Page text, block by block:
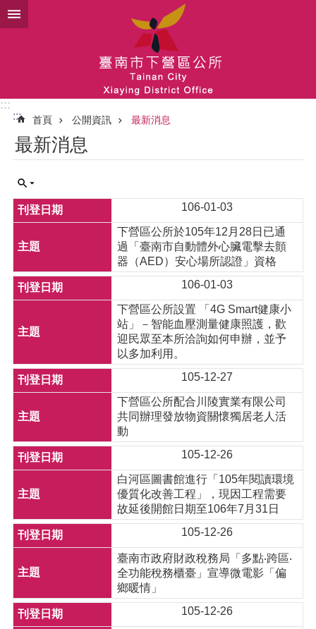
跳到主要內容區塊
:::
:::
首頁 公開資訊 最新消息
最新消息
106-01-03
下營區公所於105年12月28日已通
過「臺南市自動體外心臟電擊去顫
器（AED）安心場所認證」資格
106-01-03
下營區公所設置 「4G Smart健康小
站」－智能血壓測量健康照護，歡
迎民眾至本所洽詢如何申辦，並予
以多加利用。
105-12-27
下營區公所配合川陵實業有限公司
共同辦理發放物資關懷獨居老人活
動
105-12-26
白河區圖書館進行「105年閱讀環境
優質化改善工程」，現因工程需要
故延後開館日期至106年7月31日
105-12-26
臺南市政府財政稅務局「多點‧跨區‧
全功能稅務櫃臺」宣導微電影「偏
鄉暖情」
105-12-26